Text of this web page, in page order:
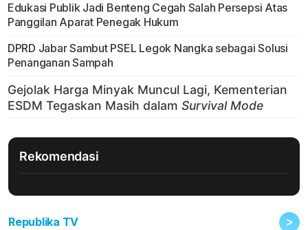
Edukasi Publik Jadi Benteng Cegah Salah Persepsi Atas
Panggilan Aparat Penegak Hukum
DPRD Jabar Sambut PSEL Legok Nangka sebagai Solusi
Penanganan Sampah
Rekomendasi
Republika TV >